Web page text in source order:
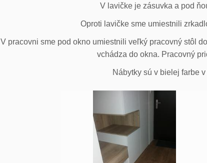
V lavičke je zásuvka a pod
Oproti lavičke sme umiestnili
V pracovni sme pod okno umiestnili veľký pracovný stôl
vchádza do okna. Pracovný
Nábytky sú v bielej farbe